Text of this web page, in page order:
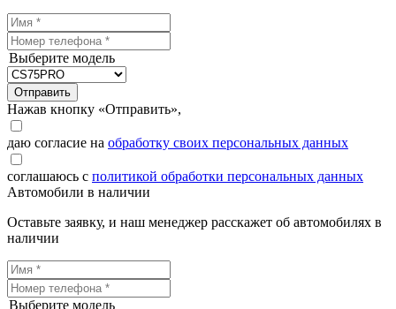
Выберите модель
Отправить
Нажав кнопку «Отправить»,
даю согласие на обработку своих персональных данных
соглашаюсь с политикой обработки персональных данных
Автомобили в наличии
Оставьте заявку, и наш менеджер расскажет об автомобилях в
наличии
Выберите модель